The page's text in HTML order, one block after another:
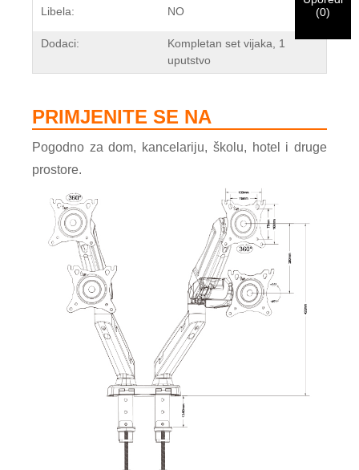
Libela: NO
Dodaci:
Kompletan set vijaka, 1
uputstvo
PRIMJENITE SE NA
Pogodno za dom, kancelariju, školu, hotel i druge
prostore.
Nazad Pošalji
(0)